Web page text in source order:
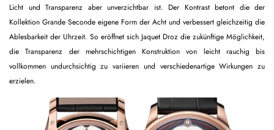
Licht und Transparenz aber unverzichtbar ist. Der Kontrast betont die der
Kollektion Grande Seconde eigene Form der Acht und verbessert gleichzeitig die
Ablesbarkeit der Uhrzeit. So eröffnet sich Jaquet Droz die zukünftige Möglichkeit,
die Transparenz der mehrschichtigen Konstruktion von leicht rauchig bis
vollkommen undurchsichtig zu variieren und verschiedenartige Wirkungen zu
erzielen.